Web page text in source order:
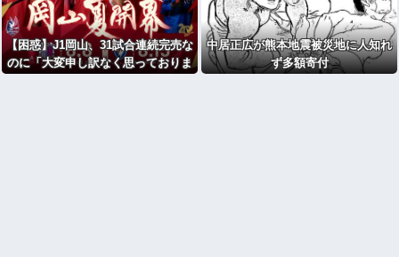
【困惑】J1岡山、31試合連続完売な
のに「大変申し訳なく思っておりま
中居正広が熊本地震被災地に人知れ
ず多額寄付